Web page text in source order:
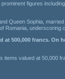
figures
Queen Sophia,
Romania, underscoring
500,000 francs. On
items valued at 50,000